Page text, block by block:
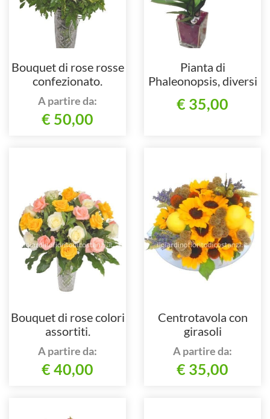
Bouquet di rose rosse
confezionato.
A partire da:
€ 50,00
Pianta di
Phaleonopsis, diversi
€ 35,00
Bouquet di rose colori
assortiti.
A partire da:
€ 40,00
Centrotavola con
girasoli
A partire da:
€ 35,00